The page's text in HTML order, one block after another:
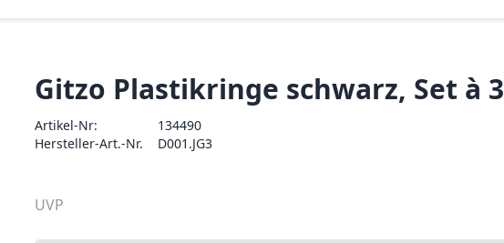
Gitzo Plastikringe schwarz, Set à 3
Artikel-Nr:
134490
Hersteller-Art.-Nr.
D001.JG3
UVP